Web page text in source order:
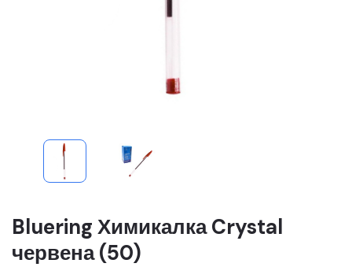
Bluering Химикалка Crystal
червена (50)